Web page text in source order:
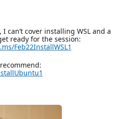
can’t cover installing WSL and a
ready for the session:
Feb22InstallWSL1